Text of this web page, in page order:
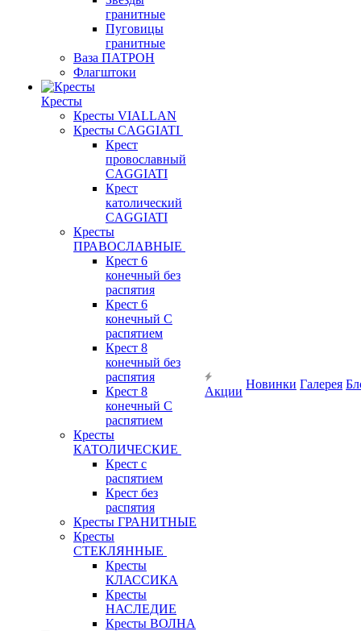
гранитные
Пуговицы
гранитные
Ваза ПАТРОН
Флагштоки
Кресты
Кресты VIALLAN
Кресты CAGGIATI
Крест
провославный
CAGGIATI
Крест
католический
CAGGIATI
Кресты
ПРАВОСЛАВНЫЕ
Крест 6
конечный без
распятия
Крест 6
конечный С
распятием
Крест 8
конечный без
распятия
Крест 8
конечный С
распятием
Кресты
КАТОЛИЧЕСКИЕ
Крест с
распятием
Крест без
распятия
Кресты ГРАНИТНЫЕ
Кресты
СТЕКЛЯННЫЕ
Кресты
КЛАССИКА
Кресты
НАСЛЕДИЕ
Кресты ВОЛНА
Акции
Новинки Галерея